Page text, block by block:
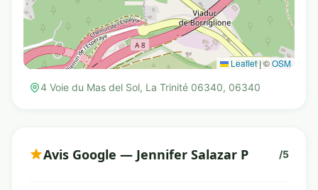
Leaflet |©OSM
4 Voie du Mas del Sol, La Trinité 06340, 06340
Avis Google — Jennifer Salazar P /5